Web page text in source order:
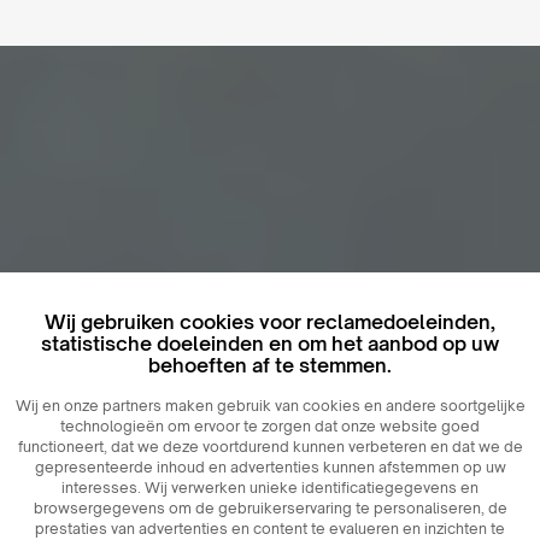
Wij gebruiken cookies voor reclamedoeleinden,
statistische doeleinden en om het aanbod op uw
behoeften af ​​te stemmen.
Wij en onze partners maken gebruik van cookies en andere soortgelijke
technologieën om ervoor te zorgen dat onze website goed
functioneert, dat we deze voortdurend kunnen verbeteren en dat we de
gepresenteerde inhoud en advertenties kunnen afstemmen op uw
interesses. Wij verwerken unieke identificatiegegevens en
browsergegevens om de gebruikerservaring te personaliseren, de
prestaties van advertenties en content te evalueren en inzichten te